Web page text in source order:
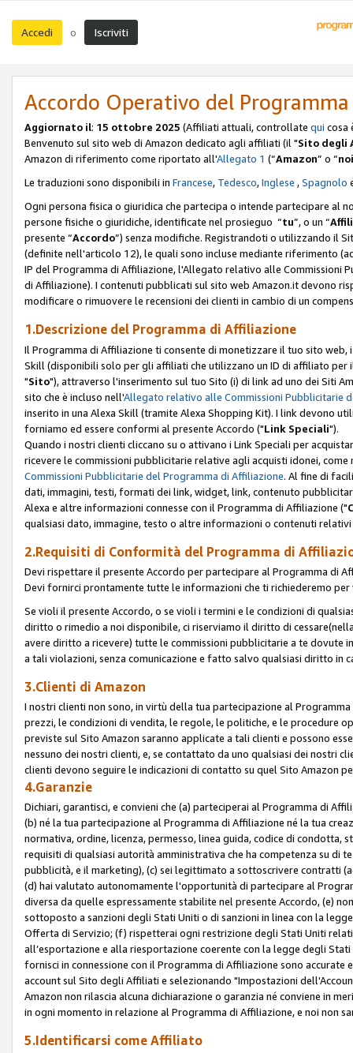
Accedi o Iscriviti
Accordo Operativo del
Aggiornato il: 15 ottobre 2025 (Affiliati attuali, controllate qui cosa
Benvenuto sul sito web di Amazon dedicato agli affiliati (il "Sito degli
Amazon di riferimento come riportato all'Allegato 1 (“Amazon” o “noi
Le traduzioni sono disponibili in Francese, Tedesco,Inglese ,Spagnolo
Ogni persona fisica o giuridica che partecipa o intende partecipare al
persone fisiche o giuridiche, identificate nel prosieguo “tu”, o un “
presente “Accordo”) senza modifiche. Registrandoti o utilizzando il
(definite nell'articolo 12), le quali sono incluse mediante riferimento
IP del Programma di Affiliazione, l'Allegato relativo alle Commissioni
di Affiliazione). I contenuti pubblicati sul sito web Amazon.it devono
modificare o rimuovere le recensioni dei clienti in cambio di un
1.Descrizione del Programma di Affiliazione
Il Programma di Affiliazione ti consente di monetizzare il tuo sito
Skill (disponibili solo per gli affiliati che utilizzano un ID di affiliato per
"Sito"), attraverso l'inserimento sul tuo Sito (i) di link ad uno dei Siti
sito che è incluso nell'Allegato relativo alle Commissioni Pubblicitarie
inserito in una Alexa Skill (tramite Alexa Shopping Kit). I link devono
forniamo ed essere conformi al presente Accordo ("Link Speciali").
Quando i nostri clienti cliccano su o attivano i Link Speciali per
ricevere le commissioni pubblicitarie relative agli acquisti idonei,
Commissioni Pubblicitarie del Programma di Affiliazione. Al fine di
dati, immagini, testi, formati dei link, widget, link, contenuto
Alexa e altre informazioni connesse con il Programma di Affiliazione ("
qualsiasi dato, immagine, testo o altre informazioni o contenuti
2.Requisiti di Conformità del Programma di
Devi rispettare il presente Accordo per partecipare al Programma di
Devi fornirci prontamente tutte le informazioni che ti richiederemo
Se violi il presente Accordo, o se violi i termini e le condizioni di
diritto o rimedio a noi disponibile, ci riserviamo il diritto di
avere diritto a ricevere) tutte le commissioni pubblicitarie a te dovute
a tali violazioni, senza comunicazione e fatto salvo qualsiasi diritto in
3.Clienti di Amazon
I nostri clienti non sono, in virtù della tua partecipazione al
prezzi, le condizioni di vendita, le regole, le politiche, e le procedure
previste sul Sito Amazon saranno applicate a tali clienti e possono
nessuno dei nostri clienti, e, se contattato da uno qualsiasi dei nostri
clienti devono seguire le indicazioni di contatto su quel Sito Amazon
4.Garanzie
Dichiari, garantisci, e convieni che (a) parteciperai al Programma di
(b) né la tua partecipazione al Programma di Affiliazione né la tua
normativa, ordine, licenza, permesso, linea guida, codice di
requisiti di qualsiasi autorità amministrativa che ha competenza su di
pubblicità, e il marketing), (c) sei legittimato a sottoscrivere contratti
(d) hai valutato autonomamente l'opportunità di partecipare al
diversa da quelle espressamente stabilite nel presente Accordo, (e)
sottoposto a sanzioni degli Stati Uniti o di sanzioni in linea con la
Offerta di Servizio; (f) rispetterai ogni restrizione degli Stati Uniti
all’esportazione e alla riesportazione coerente con la legge degli
fornisci in connessione con il Programma di Affiliazione sono
account sul Sito degli Affiliati e selezionando "Impostazioni
Amazon non rilascia alcuna dichiarazione o garanzia né conviene in
in ogni momento in relazione al Programma di Affiliazione, e noi non
5.Identificarsi come Affiliato